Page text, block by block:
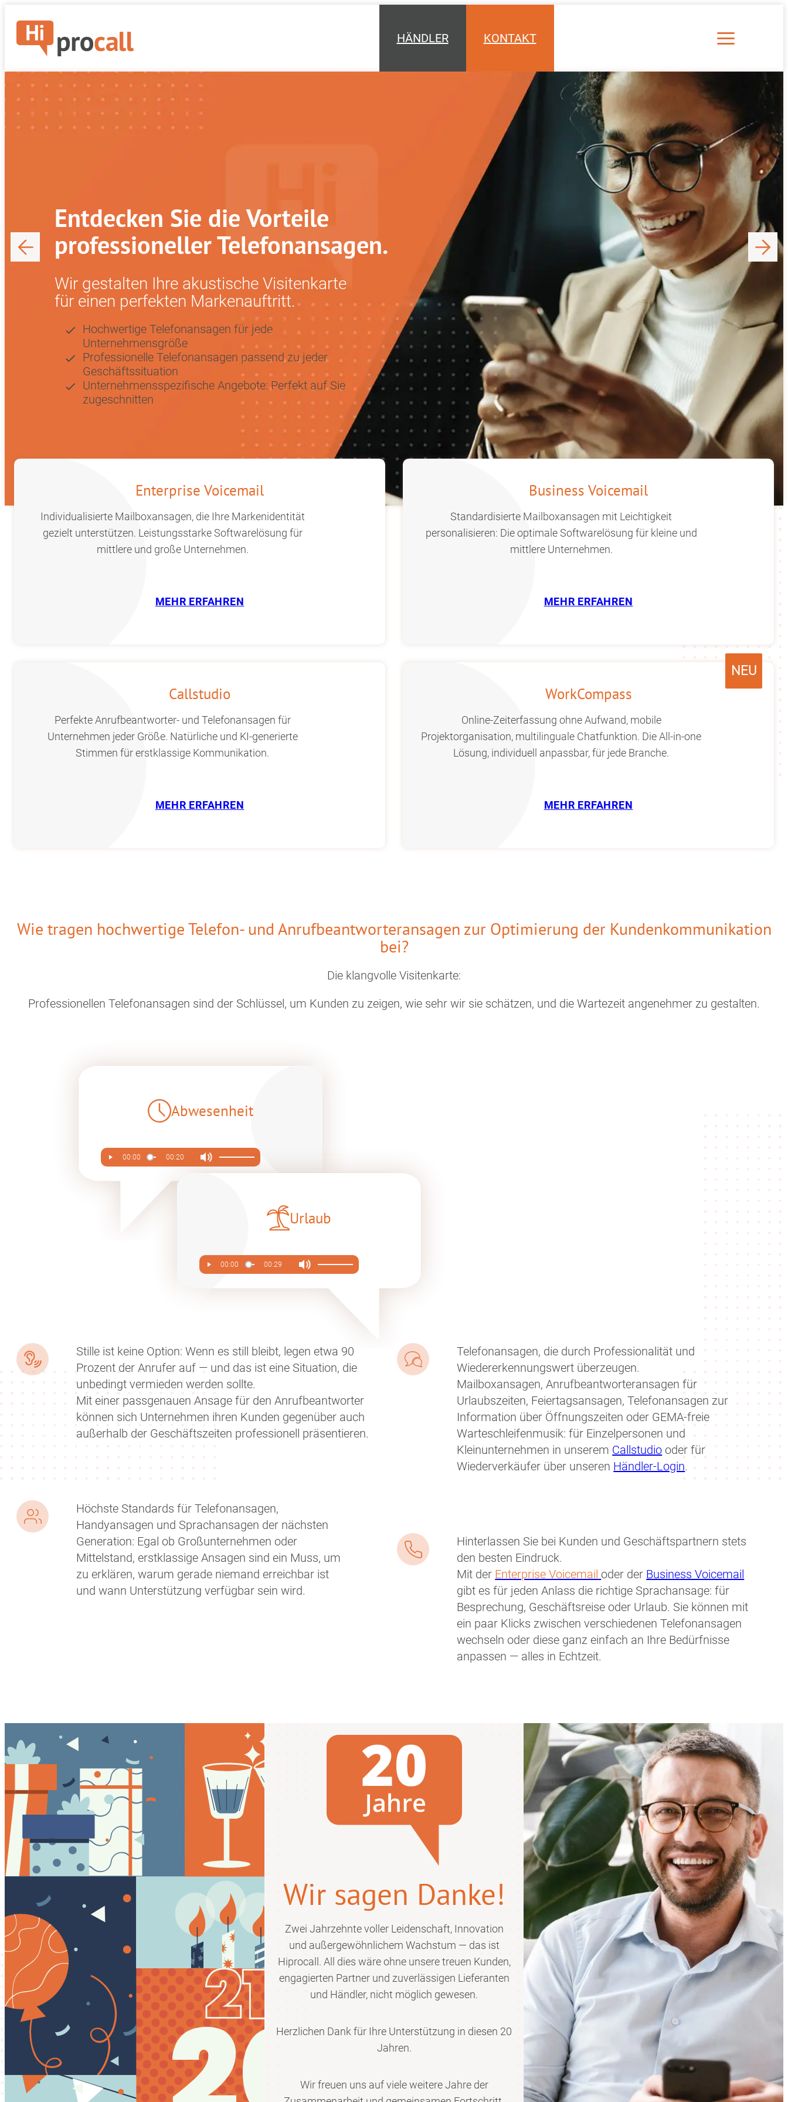
HÄNDLER KONTAKT Menü
Entdecken Sie die Vorteile
professioneller Telefonansagen.
Wir gestalten Ihre akustische Visitenkarte
für einen perfekten Markenauftritt.
Hochwertige Telefonansagen für jede
Unternehmensgröße
Professionelle Telefonansagen passend zu jeder
Geschäftssituation
Unternehmensspezifische Angebote: Perfekt auf Sie
zugeschnitten
Enterprise Voicemail
Individualisierte Mailboxansagen, die Ihre Markenidentität
gezielt unterstützen. Leistungsstarke Softwarelösung für
mittlere und große Unternehmen.
MEHR ERFAHREN
Business Voicemail
Standardisierte Mailboxansagen mit Leichtigkeit
personalisieren: Die optimale Softwarelösung für kleine und
mittlere Unternehmen.
MEHR ERFAHREN
Callstudio
Perfekte Anrufbeantworter- und Telefonansagen für
Unternehmen jeder Größe. Natürliche und KI-generierte
Stimmen für erstklassige Kommunikation.
MEHR ERFAHREN
NEU
WorkCompass
Online-Zeiterfassung ohne Aufwand, mobile
Projektorganisation, multilinguale Chatfunktion. Die All-in-one
Lösung, individuell anpassbar, für jede Branche.
MEHR ERFAHREN
Wie tragen hochwertige Telefon- und Anrufbeantworteransagen zur Optimierung der Kundenkommunikation
bei?
Die klangvolle Visitenkarte:
Professionellen Telefonansagen sind der Schlüssel, um Kunden zu zeigen, wie sehr wir sie schätzen, und die Wartezeit angenehmer zu gestalten.
Abwesenheit
00:00 00:20
Urlaub
00:00 00:29
Stille ist keine Option: Wenn es still bleibt, legen etwa 90
Prozent der Anrufer auf — und das ist eine Situation, die
unbedingt vermieden werden sollte.
Mit einer passgenauen Ansage für den Anrufbeantworter
können sich Unternehmen ihren Kunden gegenüber auch
außerhalb der Geschäftszeiten professionell präsentieren.
Höchste Standards für Telefonansagen,
Handyansagen und Sprachansagen der nächsten
Generation: Egal ob Großunternehmen oder
Mittelstand, erstklassige Ansagen sind ein Muss, um
zu erklären, warum gerade niemand erreichbar ist
und wann Unterstützung verfügbar sein wird.
Telefonansagen, die durch Professionalität und
Wiedererkennungswert überzeugen.
Mailboxansagen, Anrufbeantworteransagen für
Urlaubszeiten, Feiertagsansagen, Telefonansagen zur
Information über Öffnungszeiten oder GEMA-freie
Warteschleifenmusik: für Einzelpersonen und
Kleinunternehmen in unserem Callstudio oder für
Wiederverkäufer über unseren Händler-Login.
Hinterlassen Sie bei Kunden und Geschäftspartnern stets
den besten Eindruck.
Mit der Enterprise Voicemail oder der Business Voicemail
gibt es für jeden Anlass die richtige Sprachansage: für
Besprechung, Geschäftsreise oder Urlaub. Sie können mit
ein paar Klicks zwischen verschiedenen Telefonansagen
wechseln oder diese ganz einfach an Ihre Bedürfnisse
anpassen — alles in Echtzeit.
Wir sagen Danke!
Zwei Jahrzehnte voller Leidenschaft, Innovation
und außergewöhnlichem Wachstum — das ist
Hiprocall. All dies wäre ohne unsere treuen Kunden,
engagierten Partner und zuverlässigen Lieferanten
und Händler, nicht möglich gewesen.
Herzlichen Dank für Ihre Unterstützung in diesen 20
Jahren.
Wir freuen uns auf viele weitere Jahre der